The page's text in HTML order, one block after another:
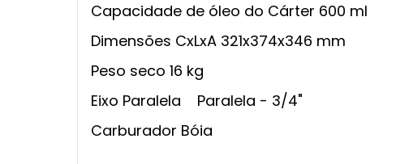
Capacidade de óleo do Cárter 600 ml
Dimensões CxLxA 321x374x346 mm
Peso seco 16 kg
Eixo Paralela Paralela - 3/4"
Carburador Bóia